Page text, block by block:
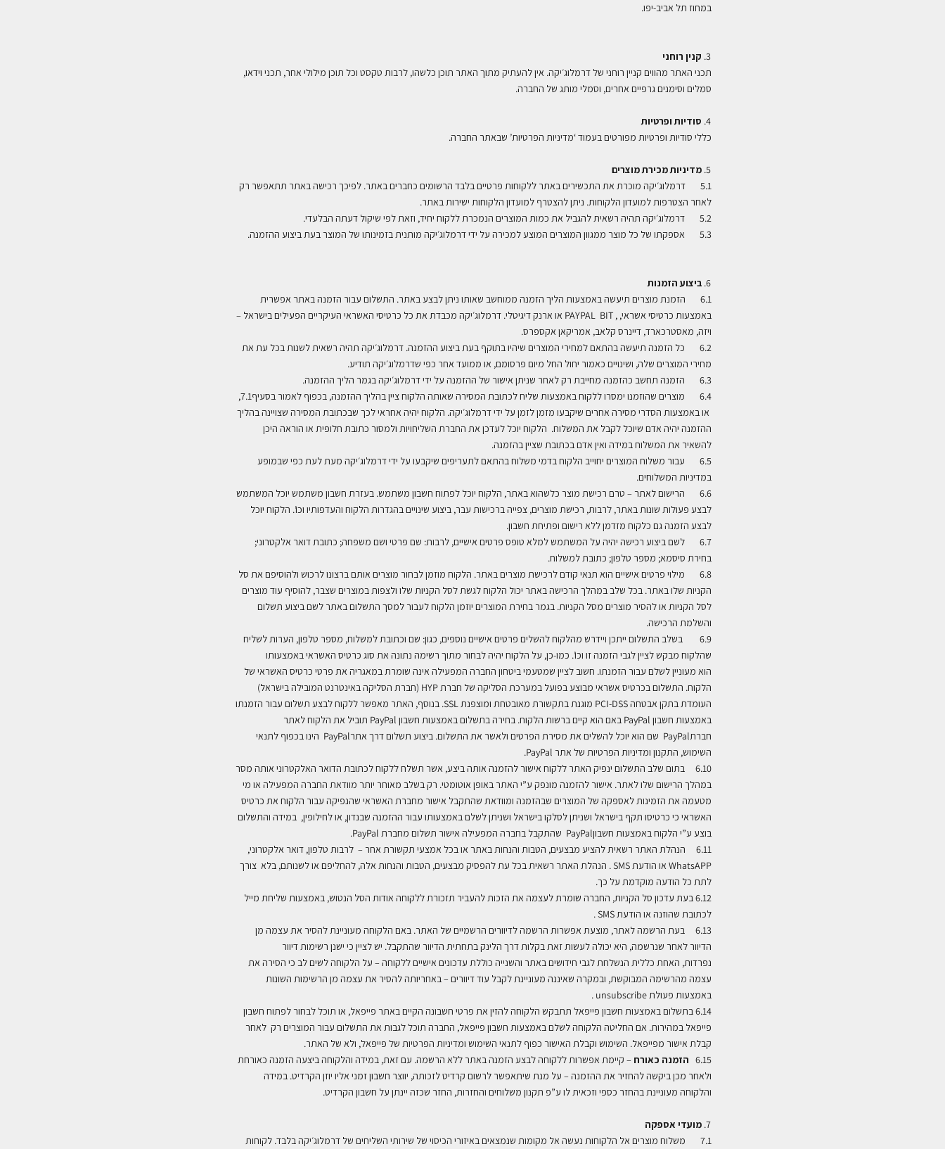
במחוז תל אביב-יפו.
קנין רוחני
תכני האתר מהווים קניין רוחני של דרמלוג׳יקה. אין להעתיק מתוך האתר תוכן כלשהו, לרבות טקסט וכל תוכן מילולי אחר, תכני וידאו,
סמלים וסימנים גרפיים אחרים, וסמלי מותג של החברה.
סודיות ופרטיות
כללי סודיות ופרטיות מפורטים בעמוד‘מדיניות הפרטיות’ שבאתר החברה.
מדיניות מכירת מוצרים
5.1 דרמלוג׳יקה מוכרת את התכשירים באתר ללקוחות פרטיים בלבד הרשומים כחברים באתר. לפיכך רכישה באתר תתאפשר רק
לאחר הצטרפות למועדון הלקוחות. ניתן להצטרף למועדון הלקוחות ישירות באתר.
5.2 דרמלוג׳יקה תהיה רשאית להגביל את כמות המוצרים הנמכרת ללקוח יחיד, וזאת לפי שיקול דעתה הבלעדי
.
5.3 אספקתו של כל מוצר ממגוון המוצרים המוצע למכירה על ידי דרמלוג׳יקה מותנית בזמינותו של המוצר בעת ביצוע ההזמנה
.
ביצוע הזמנות
6.1 הזמנת מוצרים תיעשה באמצעות הליך הזמנה ממוחשב שאותו ניתן לבצע באתר. התשלום עבור הזמנה באתר אפשרית
באמצעות כרטיסי אשראי,
, PAYPAL
BIT
או ארנק דיגיטלי. דרמלוג׳יקה מכבדת את כל כרטיסי האשראי העיקריים הפעילים בישראל –
ויזה, מאסטרכארד, דיינרס קלאב, אמריקאן אקספרס.
6.2 כל הזמנה תיעשה בהתאם למחירי המוצרים שיהיו בתוקף בעת ביצוע ההזמנה. דרמלוג׳יקה תהיה רשאית לשנות בכל עת את
מחירי המוצרים שלה, ושינויים כאמור יחול החל מיום פרסומם, או ממועד אחר כפי שדרמלוג׳יקה תודיע.
6.3 הזמנה תחשב כהזמנה מחייבת רק לאחר שניתן אישור של ההזמנה על ידי דרמלוג׳יקה בגמר הליך ההזמנה
.
6.4 מוצרים שהוזמנו ימסרו ללקוח באמצעות שליח לכתובת המסירה שאותה הלקוח ציין בהליך ההזמנה, בכפוף לאמור בסעיף7.1,
או באמצעות הסדרי מסירה אחרים שיקבעו מזמן לזמן על ידי דרמלוג׳יקה. הלקוח יהיה אחראי לכך שבכתובת המסירה שצויינה בהליך
ההזמנה יהיה אדם שיוכל לקבל את המשלוח. הלקוח יוכל לעדכן את החברת השליחויות ולמסור כתובת חלופית או הוראה היכן
להשאיר את המשלוח במידה ואין אדם בכתובת שציין בהזמנה.
6.5 עבור משלוח המוצרים יחוייב הלקוח בדמי משלוח בהתאם לתעריפים שיקבעו על ידי דרמלוג׳יקה מעת לעת כפי שבמופע
במדיניות המשלוחים.
6.6 הרישום לאתר – טרם רכישת מוצר כלשהוא באתר, הלקוח יוכל לפתוח חשבון משתמש. בעזרת חשבון משתמש יוכל המשתמש
לבצע פעולות שונות באתר, לרבות, רכישת מוצרים, צפייה ברכישות עבר, ביצוע שינויים בהגדרות הלקוח והעדפותיו וכו’. הלקוח יוכל
לבצע הזמנה גם כלקוח מזדמן ללא רישום ופתיחת חשבון.
6.7 לשם ביצוע רכישה יהיה על המשתמש למלא טופס פרטים אישיים, לרבות: שם פרטי ושם משפחה; כתובת דואר אלקטרוני;
בחירת סיסמא; מספר טלפון; כתובת למשלוח.
6.8 מילוי פרטים אישיים הוא תנאי קודם לרכישת מוצרים באתר. הלקוח מוזמן לבחור מוצרים אותם ברצונו לרכוש ולהוסיפם את סל
הקניות שלו באתר. בכל שלב במהלך הרכישה באתר יכול הלקוח לגשת לסל הקניות שלו ולצפות במוצרים שצבר, להוסיף עוד מוצרים
לסל הקניות או להסיר מוצרים מסל הקניות. בגמר בחירת המוצרים יוזמן הלקוח לעבור למסך התשלום באתר לשם ביצוע תשלום
והשלמת הרכישה.
6.9
בשלב התשלום ייתכן ויידרש מהלקוח להשלים פרטים אישיים נוספים, כגון: שם וכתובת למשלוח, מספר טלפון, הערות לשליח
שהלקוח מבקש לציין לגבי הזמנה זו וכו’. כמו-כן, על הלקוח יהיה לבחור מתוך רשימה נתונה את סוג כרטיס האשראי באמצעותו
הוא מעוניין לשלם עבור הזמנתו. חשוב לציין שמטעמי ביטחון החברה המפעילה אינה שומרת במאגריה את פרטי כרטיס האשראי של
הלקוח. התשלום בכרטיס אשראי מבוצע בפועל במערכת הסליקה של חברת HYP (חברת הסליקה באינטרנט המובילה בישראל)
העומדת בתקן אבטחה
מוגנת בתקשורת מאובטחת ומוצפנת
בנוסף, האתר מאפשר ללקוח לבצע תשלום עבור הזמנתו
באמצעות חשבון
באם הוא קיים ברשות הלקוח. בחירה בתשלום באמצעות חשבון
תוביל את הלקוח לאתר
חברתPayPal שם הוא יוכל להשלים את מסירת הפרטים ולאשר את התשלום. ביצוע תשלום דרך אתרPayPal הינו בכפוף לתנאי
השימוש, התקנון ומדיניות הפרטיות של אתר
6.10 בתום שלב התשלום ינפיק האתר ללקוח אישור להזמנה אותה ביצע, אשר תשלח ללקוח לכתובת הדואר האלקטרוני אותה מסר
במהלך הרישום שלו לאתר. אישור להזמנה מונפק ע”י האתר באופן אוטומטי. רק בשלב מאוחר יותר מוודאת החברה המפעילה או מי
מטעמה את הזמינות לאספקה של המוצרים שבהזמנה ומוודאת שהתקבל אישור מחברת האשראי שהנפיקה עבור הלקוח את כרטיס
האשראי כי כרטיסו תקף בישראל ושניתן לסלקו בישראל ושניתן לשלם באמצעותו עבור ההזמנה שבנדון, או לחילופין, במידה והתשלום
בוצע ע”י הלקוח באמצעות חשבוןPayPal שהתקבל בחברה המפעילה אישור תשלום מחברת
6.11 הנהלת האתר רשאית להציע מבצעים, הטבות והנחות באתר או בכל אמצעי תקשורת אחר – לרבות טלפון, דואר אלקטרוני
,
WhatsAPP או הודעת
. הנהלת האתר רשאית בכל עת להפסיק מבצעים, הטבות והנחות אלה, להחליפם או לשנותם, בלא צורך
לתת כל הודעה מוקדמת על כך.
6.12 בעת עדכון סל הקניות, החברה שומרת לעצמה את הזכות להעביר תזכורת ללקוחה אודות הסל הנטוש, באמצעות שליחת מייל
לכתובת שהוזנה או הודעת SMS
.
6.13 בעת הרשמה לאתר, מוצעת אפשרות הרשמה לדיוורים הרשמיים של האתר. באם הלקוחה מעוניינת להסיר את עצמה מן
הדיוור לאחר שנרשמה, היא יכולה לעשות זאת בקלות דרך הלינק בתחתית הדיוור שהתקבל. יש לציין כי ישנן רשימות דיוור
נפרדות, האחת כללית הנשלחת לגבי חידושים באתר והשנייה כוללת עדכונים אישיים ללקוחה – על הלקוחה לשים לב כי הסירה את
עצמה מהרשימה המבוקשת, ובמקרה שאיננה מעוניינת לקבל עוד דיוורים – באחריותה להסיר את עצמה מן הרשימות השונות
באמצעות פעולת unsubscribe
.
6.14 בתשלום באמצעות חשבון פייפאל תתבקש הלקוחה להזין את פרטי חשבונה הקיים באתר פייפאל, או תוכל לבחור לפתוח חשבון
פייפאל במהירות. אם החליטה הלקוחה לשלם באמצעות חשבון פייפאל, החברה תוכל לגבות את התשלום עבור המוצרים רק לאחר
קבלת אישור מפייפאל. השימוש וקבלת האישור כפוף לתנאי השימוש ומדיניות הפרטיות של פייפאל, ולא של האתר.
6.15 הזמנה כאורח – קיימת אפשרות ללקוחה לבצע הזמנה באתר ללא הרשמה. עם זאת, במידה והלקוחה ביצעה הזמנה כאורחת
ולאחר מכן ביקשה להחזיר את ההזמנה – על מנת שיתאפשר לרשום קרדיט לזכותה, יווצר חשבון זמני אליו יוזן הקרדיט. במידה
והלקוחה מעוניינת בהחזר כספי וזכאית לו ע”פ תקנון משלוחים והחזרות, החזר שכזה יינתן על חשבון הקרדיט.
מועדי אספקה
7.1 משלוח מוצרים אל הלקוחות נעשה אל מקומות שנמצאים באיזורי הכיסוי של שירותי השליחים של דרמלוג׳יקה בלבד. לקוחות